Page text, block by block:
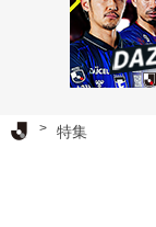
Ｊリーグ TOP
特集